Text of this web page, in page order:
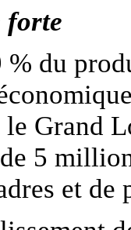
forte
% du
Grand
5
et